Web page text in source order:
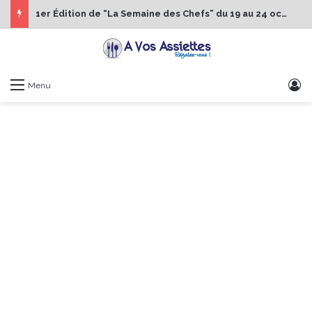
1er Édition de “La Semaine des Chefs” du 19 au 24 octobre 2026
Menu